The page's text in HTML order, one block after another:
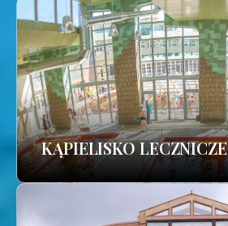
KĄPIELISKO LECZNICZE